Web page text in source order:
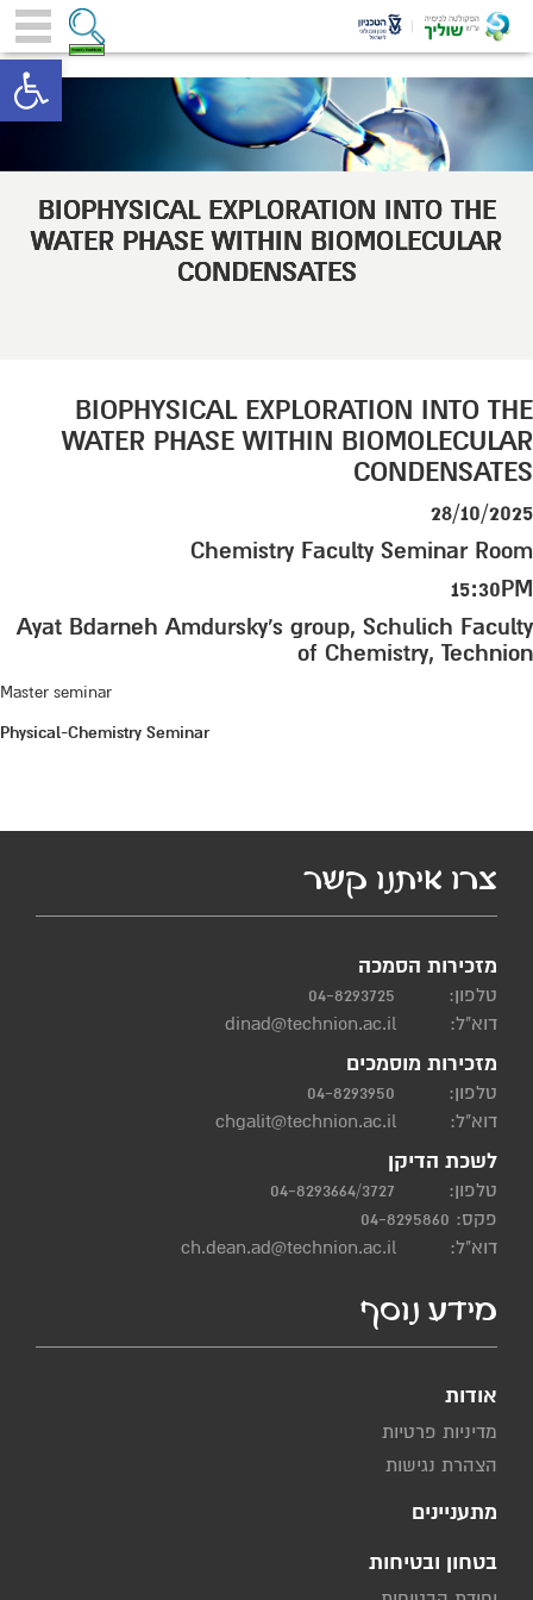
BIOPHYSICAL EXPLORATION INTO THE
WATER PHASE WITHIN BIOMOLECULAR
CONDENSATES
BIOPHYSICAL EXPLORATION INTO THE
WATER PHASE WITHIN BIOMOLECULAR
CONDENSATES
28/10/2025
Chemistry Faculty Seminar Room
15:30PM
Ayat Bdarneh Amdursky's group, Schulich Faculty
of Chemistry, Technion
Master seminar
Physical-Chemistry Seminar
צרו איתנו קשר
מזכירות הסמכה
טלפון:
04-8293725
דוא"ל:
dinad@technion.ac.il
מזכירות מוסמכים
טלפון:
04-8293950
דוא"ל:
chgalit@technion.ac.il
לשכת הדיקן
טלפון:
04-8293664/3727
פקס: 04-8295860
דוא"ל:
ch.dean.ad@technion.ac.il
מידע נוסף
אודות
מדיניות פרטיות
הצהרת נגישות
מתעניינים
בטחון ובטיחות